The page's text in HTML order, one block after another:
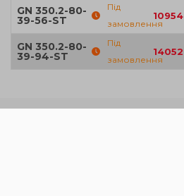
GN 350.2-80-
39-56-ST
Під
замовлення
10954
GN 350.2-80-
39-94-ST
Під
замовлення
14052